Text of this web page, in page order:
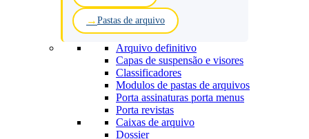
Pastas de arquivo
Arquivo definitivo
Capas de suspensão e visores
Classificadores
Modulos de pastas de arquivos
Porta assinaturas porta menus
Porta revistas
Caixas de arquivo
Dossier